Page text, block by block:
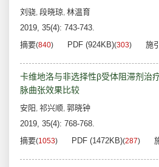
刘骁, 段晓琼, 林温育
2019, 35(4): 743-743.
摘要(840) PDF (924KB)(303) 施
卡维地洛与非选择性β受体阻滞剂治
脉曲张效果比较
安阳 , 祁兴顺, 郭晓钟
2019, 35(4): 768-768.
摘要(1053) PDF (1472KB)(287)